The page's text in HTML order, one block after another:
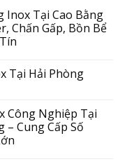
Inox Tại Cao Bằng
Chấn Gấp, Bồn Bể
Tại Hải Phòng
Công Nghiệp Tại
– Cung Cấp Số